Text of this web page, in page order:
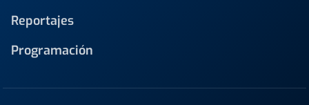
Reportajes
Programación